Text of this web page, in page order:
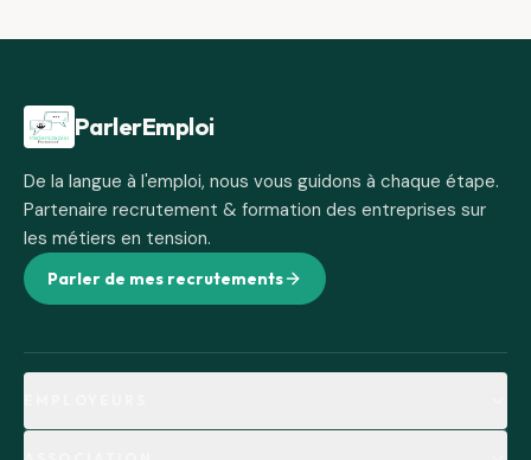
Pied de pageParlerEmploi
De la langue à l'emploi, nous vous guidons à chaque étape.
Partenaire recrutement & formation des entreprises sur
les métiers en tension.
Parler de mes recrutements